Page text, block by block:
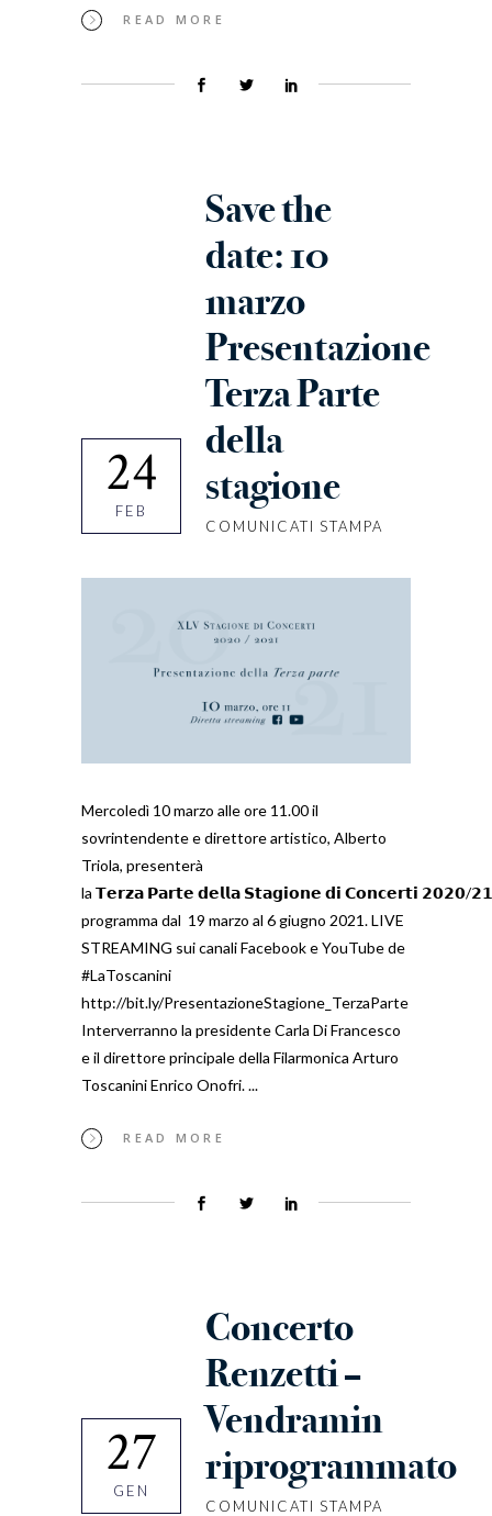
READ MORE
24
FEB
Save the
date: 10
marzo
Presentazione
Terza Parte
della
stagione
COMUNICATI STAMPA
Mercoledì 10 marzo alle ore 11.00 il
sovrintendente e direttore artistico, Alberto
Triola, presenterà
la 𝗧𝗲𝗿𝘇𝗮 𝗣𝗮𝗿𝘁𝗲 𝗱𝗲𝗹𝗹𝗮 𝗦𝘁𝗮𝗴𝗶𝗼𝗻𝗲 𝗱𝗶 𝗖𝗼𝗻𝗰𝗲𝗿𝘁𝗶 𝟮𝟬𝟮𝟬/
programma dal 19 marzo al 6 giugno 2021. LIVE
STREAMING sui canali Facebook e YouTube de
#LaToscanini
http://bit.ly/PresentazioneStagione_TerzaParte
Interverranno la presidente Carla Di Francesco
e il direttore principale della Filarmonica Arturo
Toscanini Enrico Onofri.
READ MORE
27
GEN
Concerto
Renzetti –
Vendramin
riprogrammato
COMUNICATI STAMPA